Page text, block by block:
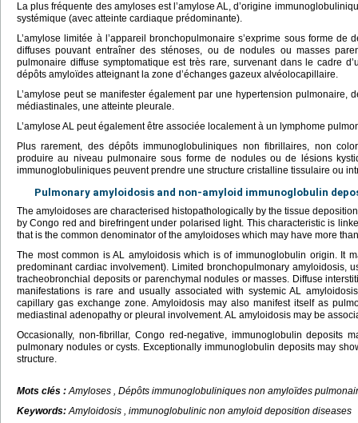
La plus fréquente des amyloses est l’amylose AL, d’origine
systémique (avec atteinte cardiaque prédominante).
L’amylose limitée à l’appareil bronchopulmonaire s’exprime sous forme de
diffuses pouvant entraîner des sténoses, ou de nodules ou masses
pulmonaire diffuse symptomatique est très rare, survenant dans le cadre
dépôts amyloïdes atteignant la zone d’échanges gazeux alvéolocapillaire.
L’amylose peut se manifester également par une hypertension pulmonaire,
médiastinales, une atteinte pleurale.
L’amylose AL peut également être associée localement à un lymphome
Plus rarement, des dépôts immunoglobuliniques non fibrillaires, non
produire au niveau pulmonaire sous forme de nodules ou de lésions
immunoglobuliniques peuvent prendre une structure cristalline tissulaire ou
Pulmonary amyloidosis and non-amyloid immunoglobulin
The amyloidoses are characterised histopathologically by the tissue
by Congo red and birefringent under polarised light. This characteristic is
that is the common denominator of the amyloidoses which may have more
The most common is AL amyloidosis which is of immunoglobulin origin. It
predominant cardiac involvement). Limited bronchopulmonary amyloidosis,
tracheobronchial deposits or parenchymal nodules or masses. Diffuse
manifestations is rare and usually associated with systemic AL
capillary gas exchange zone. Amyloidosis may also manifest itself as
mediastinal adenopathy or pleural involvement. AL amyloidosis may be
Occasionally, non-fibrillar, Congo red-negative, immunoglobulin deposits
pulmonary nodules or cysts. Exceptionally immunoglobulin deposits may
structure.
Mots clés :Amyloses , Dépôts immunoglobuliniques non amyloïdes
Keywords:Amyloidosis , immunoglobulinic non amyloid deposition diseases